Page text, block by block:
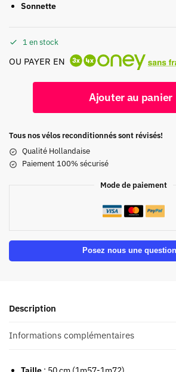
Sonnette
1 en stock
OU PAYER EN
Ajouter au panier
Tous nos vélos reconditionnés sont révisés!
Qualité Hollandaise
Paiement 100% sécurisé
Mode de paiement
Posez nous une
Description
Informations complémentaires